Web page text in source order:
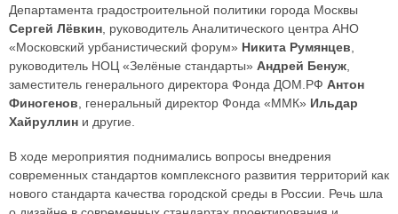
Департамента градостроительной политики города Москвы
Сергей Лёвкин, руководитель Аналитического центра АНО
«Московский урбанистический форум» Никита Румянцев,
руководитель НОЦ «Зелёные стандарты» Андрей Бенуж,
заместитель генерального директора Фонда ДОМ.РФ Антон
Финогенов, генеральный директор Фонда «ММК» Ильдар
Хайруллин и другие.
В ходе мероприятия поднимались вопросы внедрения
современных стандартов комплексного развития территорий как
нового стандарта качества городской среды в России. Речь шла